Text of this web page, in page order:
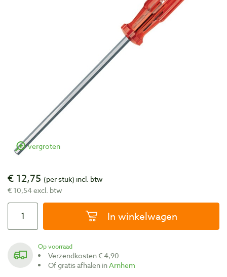
vergroten
€ 12,75 (per stuk) incl. btw
€ 10,54 excl. btw
In winkelwagen
Op voorraad
Verzendkosten € 4,90
Of gratis afhalen inArnhem